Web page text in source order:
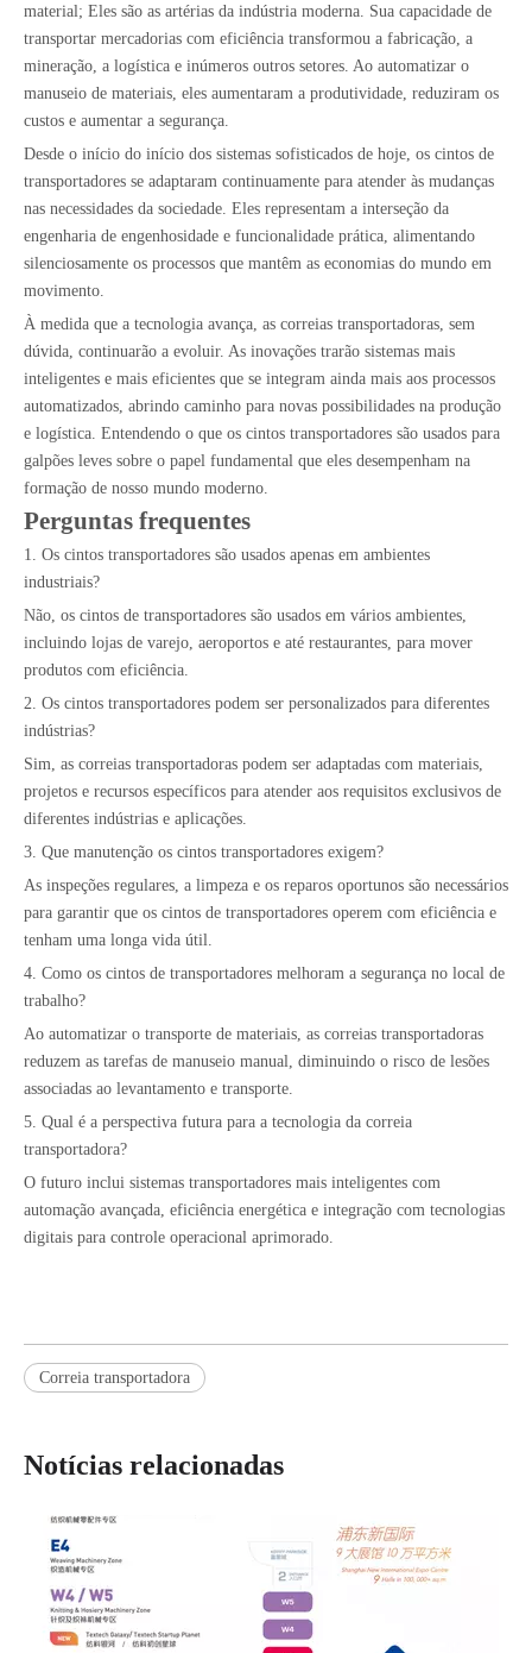
material; Eles são as artérias da indústria moderna. Sua capacidade de
transportar mercadorias com eficiência transformou a fabricação, a
mineração, a logística e inúmeros outros setores. Ao automatizar o
manuseio de materiais, eles aumentaram a produtividade, reduziram os
custos e aumentar a segurança.
Desde o início do início dos sistemas sofisticados de hoje, os cintos de
transportadores se adaptaram continuamente para atender às mudanças
nas necessidades da sociedade. Eles representam a interseção da
engenharia de engenhosidade e funcionalidade prática, alimentando
silenciosamente os processos que mantêm as economias do mundo em
movimento.
À medida que a tecnologia avança, as correias transportadoras, sem
dúvida, continuarão a evoluir. As inovações trarão sistemas mais
inteligentes e mais eficientes que se integram ainda mais aos processos
automatizados, abrindo caminho para novas possibilidades na produção
e logística. Entendendo o que os cintos transportadores são usados ​​para
galpões leves sobre o papel fundamental que eles desempenham na
formação de nosso mundo moderno.
Perguntas frequentes
1. Os cintos transportadores são usados ​​apenas em ambientes
industriais?
Não, os cintos de transportadores são usados ​​em vários ambientes,
incluindo lojas de varejo, aeroportos e até restaurantes, para mover
produtos com eficiência.
2. Os cintos transportadores podem ser personalizados para diferentes
indústrias?
Sim, as correias transportadoras podem ser adaptadas com materiais,
projetos e recursos específicos para atender aos requisitos exclusivos de
diferentes indústrias e aplicações.
3. Que manutenção os cintos transportadores exigem?
As inspeções regulares, a limpeza e os reparos oportunos são necessários
para garantir que os cintos de transportadores operem com eficiência e
tenham uma longa vida útil.
4. Como os cintos de transportadores melhoram a segurança no local de
trabalho?
Ao automatizar o transporte de materiais, as correias transportadoras
reduzem as tarefas de manuseio manual, diminuindo o risco de lesões
associadas ao levantamento e transporte.
5. Qual é a perspectiva futura para a tecnologia da correia
transportadora?
O futuro inclui sistemas transportadores mais inteligentes com
automação avançada, eficiência energética e integração com tecnologias
digitais para controle operacional aprimorado.
Correia transportadora
Notícias relacionadas
As correias de tempo desempenham um papel crucial no funcionamento